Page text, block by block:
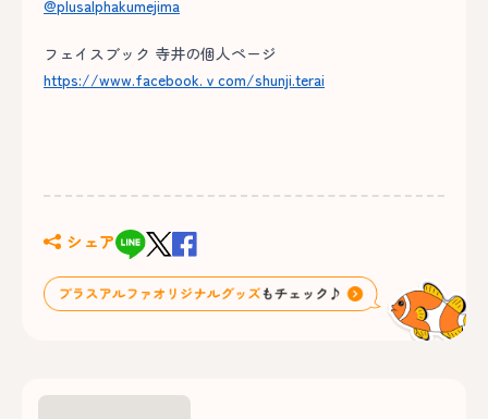
@plusalphakumejima
フェイスブック 寺井の個人ページ
https://www.facebook.ｖcom/shunji.terai
シェア